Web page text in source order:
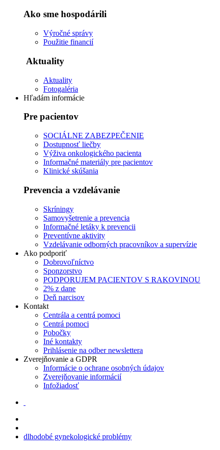
Ako sme hospodárili
Výročné správy
Použitie financií
Aktuality
Aktuality
Fotogaléria
Hľadám informácie
Pre pacientov
SOCIÁLNE ZABEZPEČENIE
Dostupnosť liečby
Výživa onkologického pacienta
Informačné materiály pre pacientov
Klinické skúšania
Prevencia a vzdelávanie
Skríningy
Samovyšetrenie a prevencia
Informačné letáky k prevencii
Preventívne aktivity
Vzdelávanie odborných pracovníkov a supervízie
Ako podporiť
Dobrovoľníctvo
Sponzorstvo
PODPORUJEM PACIENTOV S RAKOVINOU
2% z dane
Deň narcisov
Kontakt
Centrála a centrá pomoci
Centrá pomoci
Pobočky
Iné kontakty
Prihlásenie na odber newslettera
Zverejňovanie a GDPR
Informácie o ochrane osobných údajov
Zverejňovanie informácií
Infožiadosť
dlhodobé gynekologické problémy